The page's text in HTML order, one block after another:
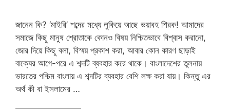
জানেন কি? ‘মাইরি’ শব্দের মধ্যে লুকিয়ে আছে ভয়াবহ শিরক! আমাদের
সমাজে কিছু মানুষ শ্রোতাকে কোনও বিষয় নিশ্চিতভাবে বিশ্বাস করানো,
জোর দিয়ে কিছু বলা, বিস্ময় প্রকাশ করা, আবার কোন কারণ ছাড়াই
বাক্যের আগে-পরে এ শব্দটি ব্যবহার করে থাকে। বাংলাদেশের তুলনায়
ভারতের পশ্চিম বাংলায় এ শব্দটির ব্যবহার বেশি লক্ষ করা যায়। কিন্তু এর
অর্থ কী বা ইসলামের …